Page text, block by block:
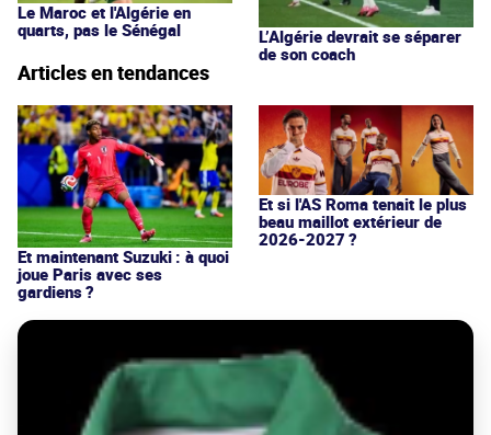
Le Maroc et l'Algérie en
quarts, pas le Sénégal
L’Algérie devrait se séparer
de son coach
Articles en tendances
Et maintenant Suzuki : à quoi
joue Paris avec ses
gardiens ?
Et si l'AS Roma tenait le plus
beau maillot extérieur de
2026-2027 ?